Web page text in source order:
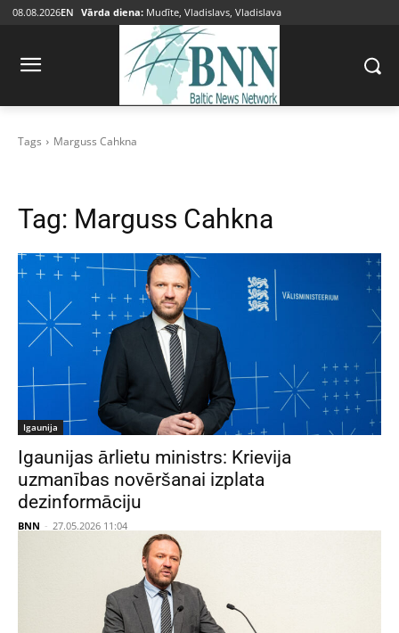
08.08.2026EN Vārda diena: Mudīte, Vladislavs, Vladislava
Tags Marguss Cahkna
Tag: Marguss Cahkna
Igaunija
Igaunijas ārlietu ministrs: Krievija
uzmanības novēršanai izplata
dezinformāciju
BNN - 27.05.2026 11:04